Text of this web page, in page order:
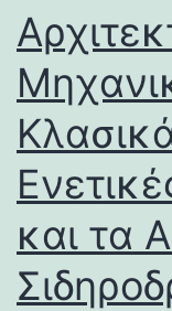
και τα